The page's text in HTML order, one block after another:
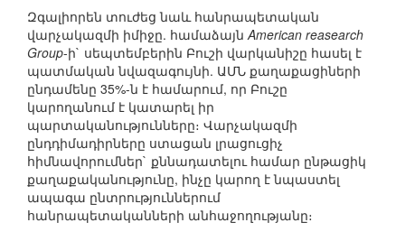
Զգալիորեն տուժեց նաև հանրապետական
վարչակազմի իմիջը. համաձայնAmerican reasearch
Group-ի` սեպտեմբերին Բուշի վարկանիշը հասել է
պատմական նվազագույնի. ԱՄՆ քաղաքացիների
ընդամենը 35%-ն է համարում, որ Բուշը
կարողանում է կատարել իր
պարտականությունները։ Վարչակազմի
ընդդիմադիրները ստացան լրացուցիչ
հիմնավորումներ` քննադատելու համար ընթացիկ
քաղաքականությունը, ինչը կարող է նպաստել
ապագա ընտրություններում
հանրապետականների անհաջողությանը։